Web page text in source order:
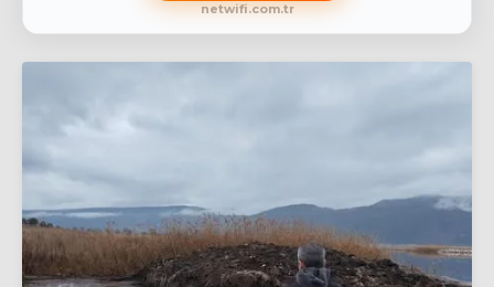
netwifi.com.tr